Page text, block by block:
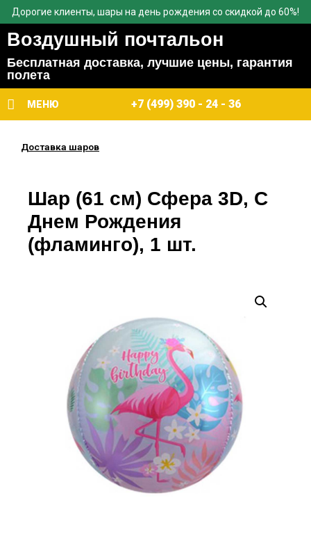
Дорогие клиенты, шары на день рождения со скидкой до 60%!
Воздушный почтальон
Бесплатная доставка, лучшие цены, гарантия
полета
МЕНЮ +7 (499) 390 - 24 - 36
Доставка шаров
Шар (61 см) Сфера 3D, С
Днем Рождения
(фламинго), 1 шт.